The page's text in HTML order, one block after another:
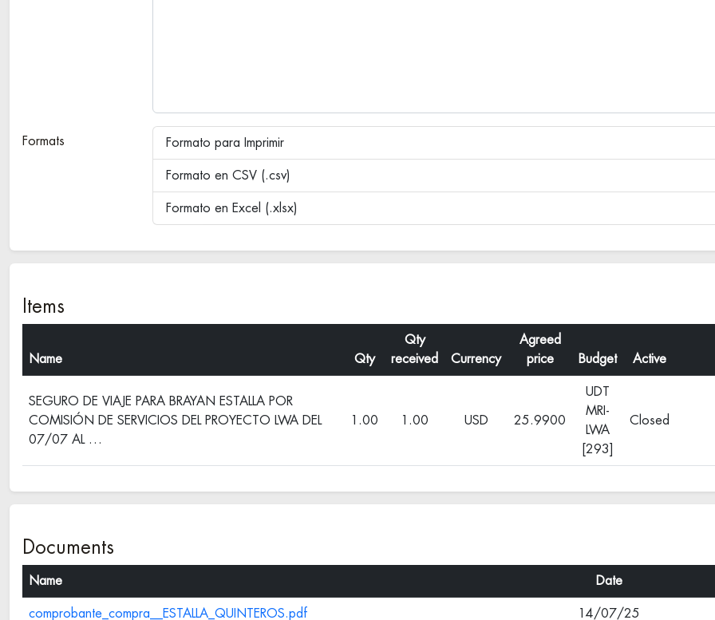
Formats Formato para Imprimir
Formato en CSV (.csv)
Formato en Excel (.xlsx)
Items
Name Qty
Qty
received
Currency
Agreed
price
Budget Active
SEGURO DE VIAJE PARA BRAYAN ESTALLA POR
COMISIÓN DE SERVICIOS DEL PROYECTO LWA DEL
07/07 AL …
1.00 1.00 USD 25.9900
UDT
MRI-
LWA
[293]
Closed
Documents
Name Date
comprobante_compra__ESTALLA_QUINTEROS.pdf 14/07/25